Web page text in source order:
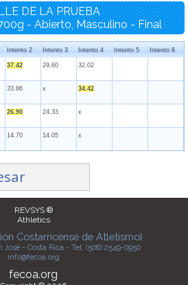
DE LA PRUEBA
- Abierto, Masculino - Final
Intento 2 Intento 3 Intento 4 Intento 5 Intento 6
37.42 29.60 32.02
33.86 x 34.42
26.90 24.33 x
14.70 14.05 x
REVSYS ®
Athletics
Costarricense de Atletismo)
José - Costa Rica - Tel. (506) 2549-0950
info@fecoa.org
fecoa.org